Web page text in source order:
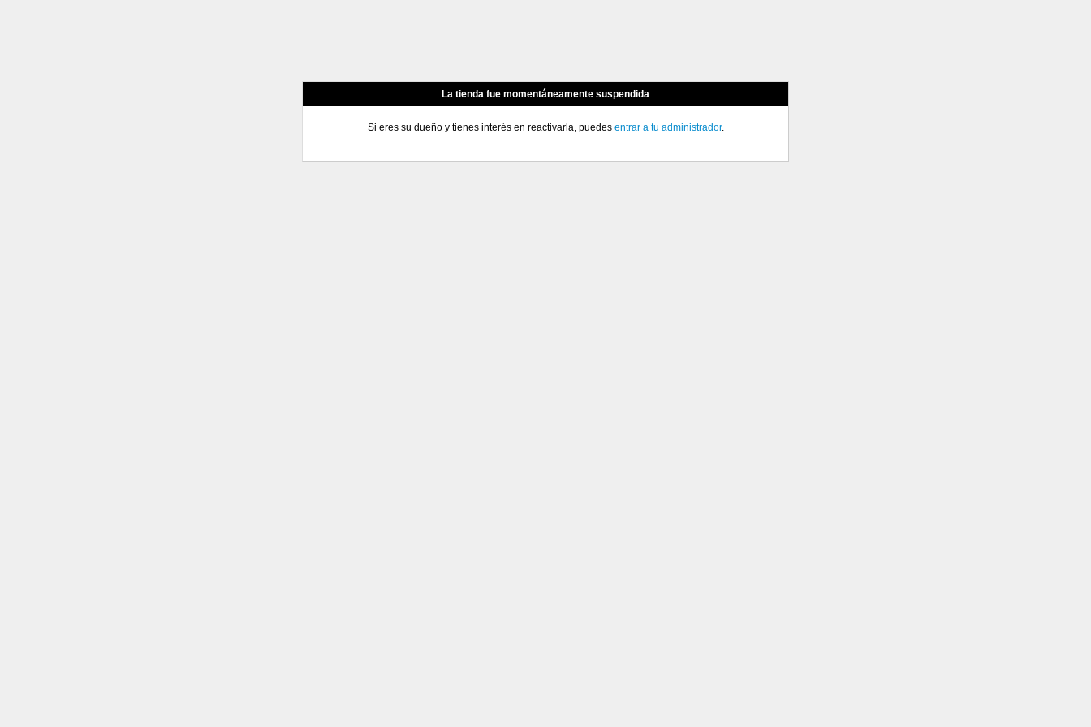
La tienda fue momentáneamente suspendida
Si eres su dueño y tienes interés en reactivarla, puedes entrar a tu administrador.